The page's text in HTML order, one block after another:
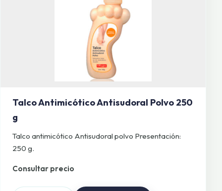
Talco Antimicótico Antisudoral Polvo 250
g
Talco antimicótico Antisudoral polvo Presentación:
250 g.
Consultar precio